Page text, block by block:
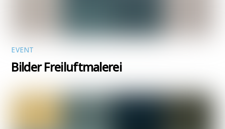
EVENT
Bilder Freiluftmalerei